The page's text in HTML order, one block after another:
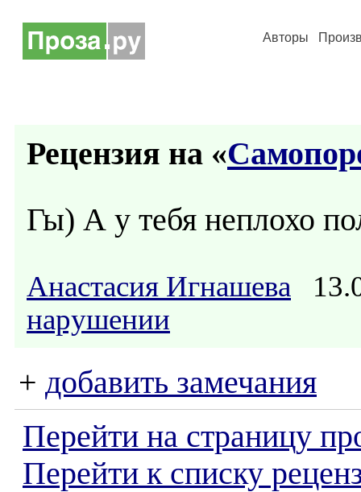
Авторы
Рецензия на «
Гы) А у тебя неплохо
Анастасия Игнашева
нарушении
+ добавить замечания
Перейти на страницу
Перейти к списку